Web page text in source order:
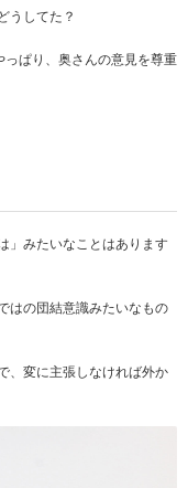
うしてた？
ぱり、奥さんの意見を尊重
」みたいなことはあります
はの団結意識みたいなもの
、変に主張しなければ外か